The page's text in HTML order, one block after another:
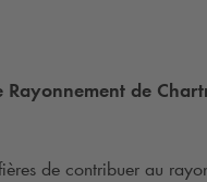
de
de contribuer au